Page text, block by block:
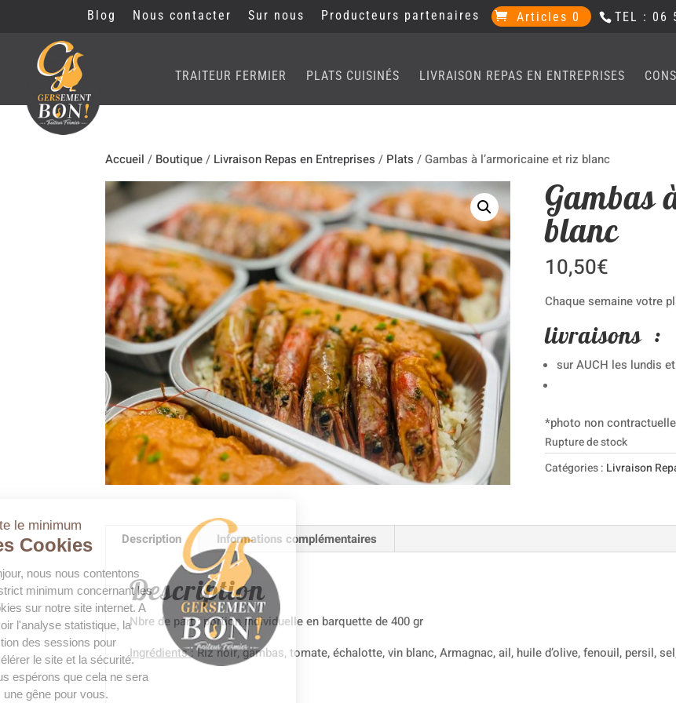
TEL : 06
Blog Nous contacter Sur nous Producteurs partenaires Articles 0
TRAITEUR FERMIER PLATS CUISINÉS LIVRAISON REPAS EN ENTREPRISES
Accueil / Boutique/ Livraison Repas en Entreprises / Plats / Gambas à l’armoricaine et riz blanc
Gambas
blanc
10,50€
Chaque semaine votre
livraisons :
sur AUCH les lundis
*photo non contractuelle
Rupture de stock
Catégories : Livraison
Description Informations complémentaires
Description
Nbre de part : portion individuelle en barquette de 400 gr
Ingrédients: Riz noir, gambas, tomate, échalotte, vin blanc, Armagnac, ail, huile d’olive, fenouil, persil,
juste le minimum
Les Cookies
Bonjour, nous nous contentons
du strict minimum concernant les
cookies sur notre site internet. A
savoir l'analyse statistique, la
gestion des sessions pour
accélérer le site et la sécurité.
Nous espérons que cela ne sera
pas une gêne pour vous.